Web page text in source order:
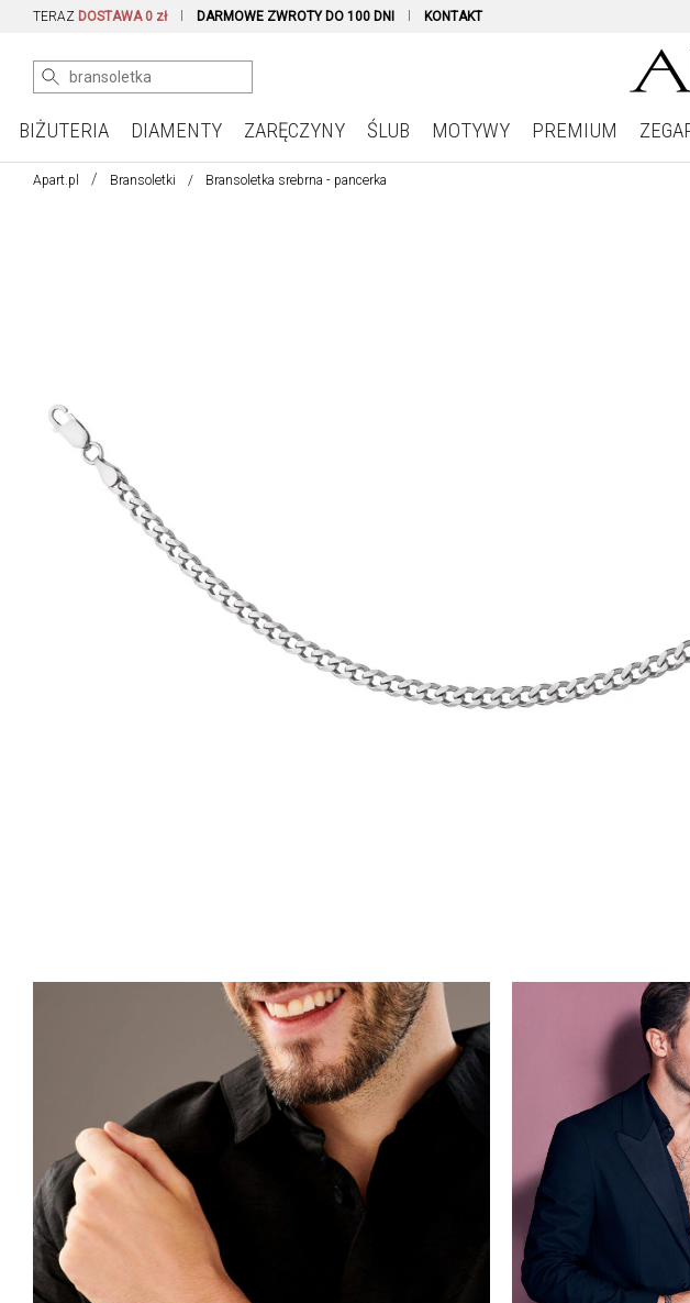
TERAZ DOSTAWA 0 zł DARMOWE ZWROTY DO 100 DNI KONTAKT
BIŻUTERIA DIAMENTY ZARĘCZYNY ŚLUB MOTYWY PREMIUM
Apart.pl Bransoletki Bransoletka srebrna - pancerka